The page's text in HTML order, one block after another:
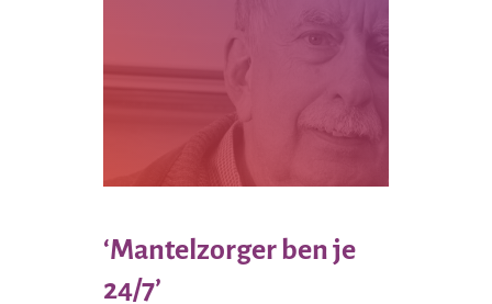
‘Mantelzorger ben je
24/7’